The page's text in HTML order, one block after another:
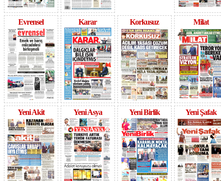
Evrensel Karar Korkusuz Milat
Yeni Akit Yeni Asya Yeni Birlik Yeni Şafak